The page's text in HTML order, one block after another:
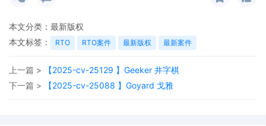
USC 636(c), the parties are hereby
notified that the U.S. Magistrate Judge
or all proceedings in this case. If agreed,
parties should complete and file the
本文分类： 最新版权
本文标签：
RTO RTO案件 最新版权 最新案件
上一篇 >
【2025-cv-25129 】Geeker 井字棋
下一篇 >
【2025-cv-25088 】Goyard 戈雅